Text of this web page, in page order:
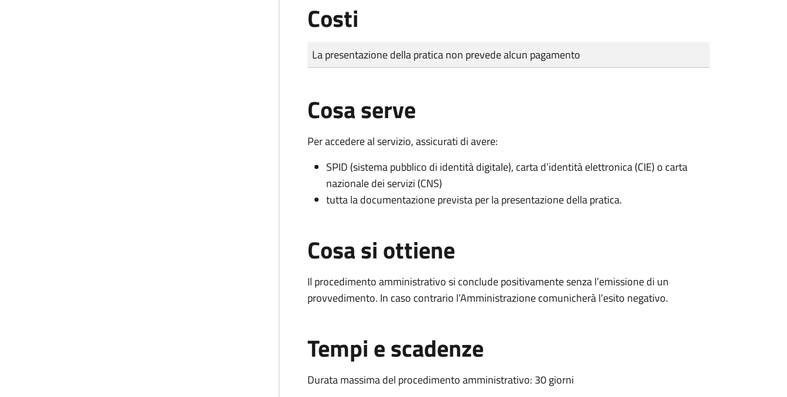
Costi
Tipo di pagamento
Importo
La presentazione della pratica non prevede alcun pagamento
Cosa serve
Per accedere al servizio, assicurati di avere:
SPID (sistema pubblico di identità digitale), carta d’identità elettronica (CIE) o carta
nazionale dei servizi (CNS)
tutta la documentazione prevista per la presentazione della pratica.
Cosa si ottiene
Il procedimento amministrativo si conclude positivamente senza l’emissione di un
provvedimento. In caso contrario l’Amministrazione comunicherà l’esito negativo.
Tempi e scadenze
Durata massima del procedimento amministrativo: 30 giorni